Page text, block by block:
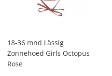
18-36 mnd Lässig
Zonnehoed Girls Octopus
Rose